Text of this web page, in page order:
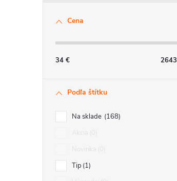
Cena
34 € 2643
Podľa štítku
Na sklade 168
Tip 1